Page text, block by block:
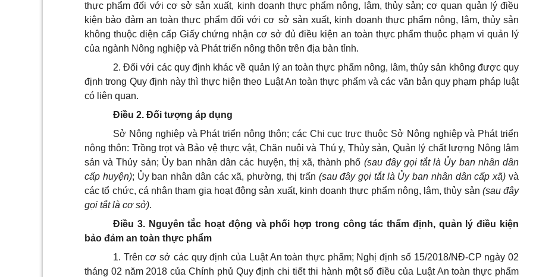
thực phẩm đối với cơ sở sản xuất, kinh doanh thực phẩm nông, lâm, thủy sản; cơ quan quản lý điều
kiện bảo đảm an toàn thực phẩm đối với cơ sở sản xuất, kinh doanh thực phẩm nông, lâm, thủy sản
không thuộc diện cấp Giấy chứng nhận cơ sở đủ điều kiện an toàn thực phẩm thuộc phạm vi quản lý
của ngành Nông nghiệp và Phát triển nông thôn trên địa bàn tỉnh.
2. Đối với các quy định khác về quản lý an toàn thực phẩm nông, lâm, thủy sản không được quy
định trong Quy định này thì thực hiện theo Luật An toàn thực phẩm và các văn bản quy phạm pháp luật
có liên quan.
Điều 2. Đối tượng áp dụng
Sở Nông nghiệp và Phát triển nông thôn; các Chi cục trực thuộc Sở Nông nghiệp và Phát triển
nông thôn: Trồng trọt và Bảo vệ thực vật, Chăn nuôi và Thú y, Thủy sản, Quản lý chất lượng Nông lâm
sản và Thủy sản; Ủy ban nhân dân các huyện, thị xã, thành phố (sau đây gọi tắt là Ủy ban nhân dân
cấp huyện); Ủy ban nhân dân các xã, phường, thị trấn (sau đây gọi tắt là Ủy ban nhân dân cấp xã)và
các tổ chức, cá nhân tham gia hoạt động sản xuất, kinh doanh thực phẩm nông, lâm, thủy sản (sau đây
gọi tắt là cơ sở).
Điều 3. Nguyên tắc hoạt động và phối hợp trong công tác thẩm định, quản lý điều kiện
bảo đảm an toàn thực phẩm
1. Trên cơ sở các quy định của Luật An toàn thực phẩm; Nghị định số 15/2018/NĐ-CP ngày 02
tháng 02 năm 2018 của Chính phủ Quy định chi tiết thi hành một số điều của Luật An toàn thực phẩm